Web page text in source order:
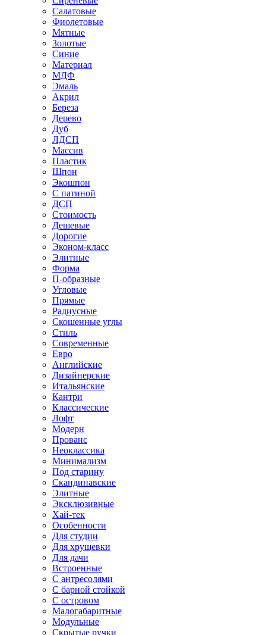
Салатовые
Фиолетовые
Мятные
Золотые
Синие
Материал
МДФ
Эмаль
Акрил
Береза
Дерево
Дуб
ЛДСП
Массив
Пластик
Шпон
Экошпон
С патиной
ДСП
Стоимость
Дешевые
Дорогие
Эконом-класс
Элитные
Форма
П-образные
Угловые
Прямые
Радиусные
Скошенные углы
Стиль
Современные
Евро
Английские
Дизайнерские
Итальянские
Кантри
Классические
Лофт
Модерн
Прованс
Неоклассика
Минимализм
Под старину
Скандинавские
Элитные
Эксклюзивные
Хай-тек
Особенности
Для студии
Для хрущевки
Для дачи
Встроенные
С антресолями
С барной стойкой
С островом
Малогабаритные
Модульные
Скрытые ручки